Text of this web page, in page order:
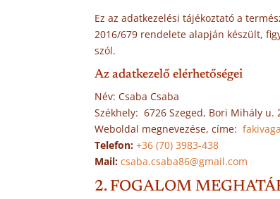
Ez az adatkezelési tájékoztató a
2016/679 rendelete alapján készült,
szól.
Az adatkezelő elérhetőségei
Név: Csaba Csaba
Székhely: 6726 Szeged, Bori Mihály u.
Weboldal megnevezése, címe:
Telefon: +36 (70) 3983-438
Mail:csaba.csaba86@gmail.com
2. FOGALOM